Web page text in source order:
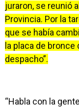
juraron, se reunió
Provincia. Por la
que se había
la placa de
despacho”.
“Habla con la